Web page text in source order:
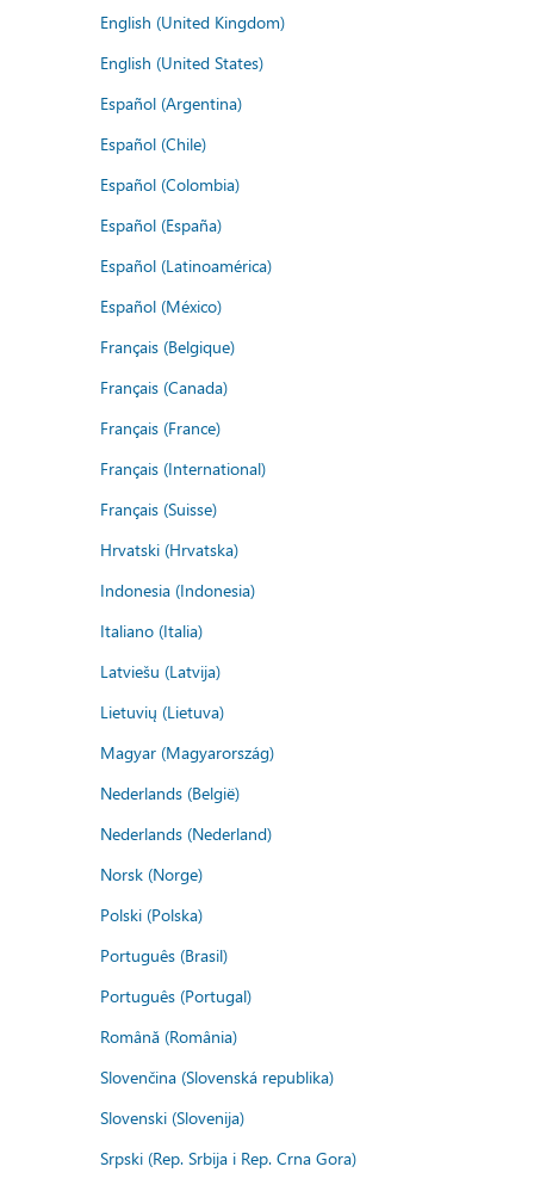
English (United Kingdom)
English (United States)
Español (Argentina)
Español (Chile)
Español (Colombia)
Español (España)
Español (Latinoamérica)
Español (México)
Français (Belgique)
Français (Canada)
Français (France)
Français (International)
Français (Suisse)
Hrvatski (Hrvatska)
Indonesia (Indonesia)
Italiano (Italia)
Latviešu (Latvija)
Lietuvių (Lietuva)
Magyar (Magyarország)
Nederlands (België)
Nederlands (Nederland)
Norsk (Norge)
Polski (Polska)
Português (Brasil)
Português (Portugal)
Română (România)
Slovenčina (Slovenská republika)
Slovenski (Slovenija)
Srpski (Rep. Srbija i Rep. Crna Gora)